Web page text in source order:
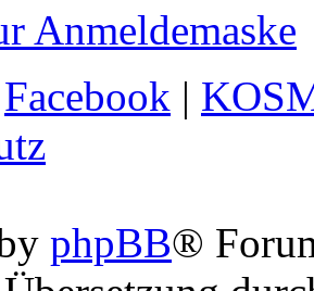
Anmeldemaske
Facebook |
phpBB®